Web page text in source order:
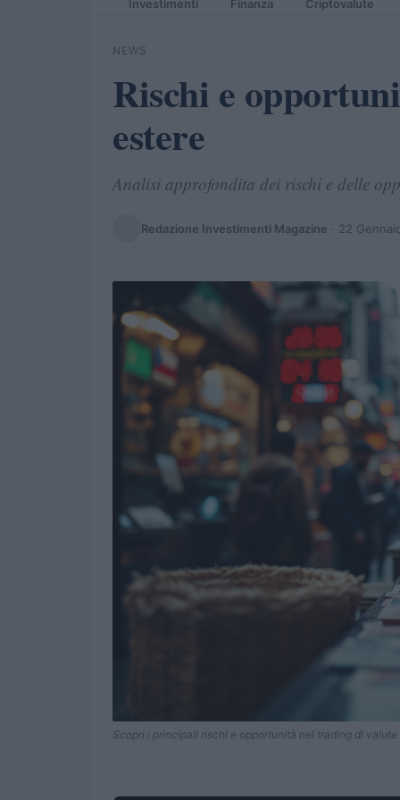
Investimenti Finanza Criptovalute
NEWS
Rischi e
estere
Analisi approfondita dei rischi e delle
Redazione Investimenti Magazine · 22
Scopri i principali rischi e opportunità nel trading di valute